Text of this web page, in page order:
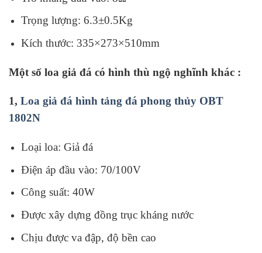
Trọng lượng: 6.3±0.5Kg
Kích thước: 335×273×510mm
Một số loa giả đá có hình thù ngộ nghĩnh khác :
1, Loa giả đá hình tảng đá phong thủy OBT
1802N
Loại loa: Giả đá
Điện áp đầu vào: 70/100V
Công suất: 40W
Được xây dựng đồng trục kháng nước
Chịu được va đập, độ bền cao